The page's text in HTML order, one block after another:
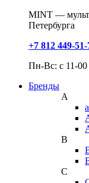
MINT —
Петербурга
+7 812 449-51-
Пн-Вс: с 11-00
Бренды
A
B
C